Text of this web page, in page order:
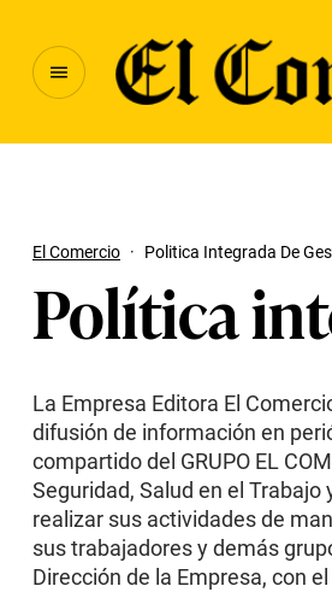
El Comercio · Politica Integrada De
Política
La Empresa Editora El
difusión de información en
compartido del GRUPO EL
Seguridad, Salud en el
realizar sus actividades de
sus trabajadores y demás
Dirección de la Empresa, con